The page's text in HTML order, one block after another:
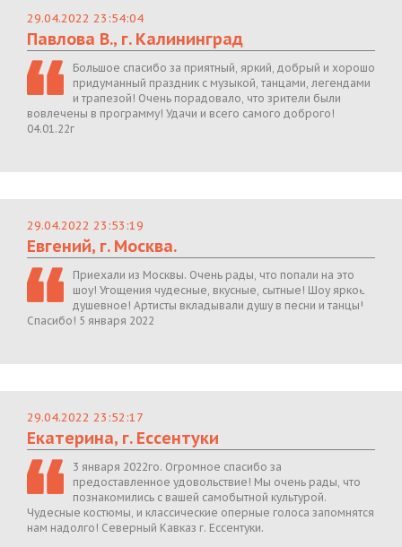
29.04.2022 23:54:04
Павлова В., г. Калининград
Большое спасибо за приятный, яркий, добрый и хорошо
придуманный праздник с музыкой, танцами, легендами
и трапезой! Очень порадовало, что зрители были
вовлечены в программу! Удачи и всего самого доброго!
04.01.22г
29.04.2022 23:53:19
Евгений, г. Москва.
Приехали из Москвы. Очень рады, что попали на это
шоу! Угощения чудесные, вкусные, сытные! Шоу яркое,
душевное! Артисты вкладывали душу в песни и танцы!
Спасибо! 5 января 2022
29.04.2022 23:52:17
Екатерина, г. Ессентуки
3 января 2022го. Огромное спасибо за
предоставленное удовольствие! Мы очень рады, что
познакомились с вашей самобытной культурой.
Чудесные костюмы, и классические оперные голоса запомнятся
нам надолго! Северный Кавказ г. Ессентуки.